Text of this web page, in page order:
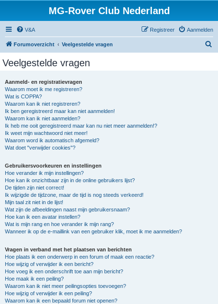
MG-Rover Club Nederland
V&A Aanmelden
Registreer
Forumoverzicht Veelgestelde vragen
Veelgestelde vragen
Aanmeld- en registratievragen
Waarom moet ik me registreren?
Wat is COPPA?
Waarom kan ik niet registreren?
Ik ben geregistreerd maar kan niet aanmelden!
Waarom kan ik niet aanmelden?
Ik heb me ooit geregistreerd maar kan nu niet meer aanmelden!?
Ik weet mijn wachtwoord niet meer!
Waarom word ik automatisch afgemeld?
Wat doet "verwijder cookies"?
Gebruikersvoorkeuren en instellingen
Hoe verander ik mijn instellingen?
Hoe kan ik onzichtbaar zijn in de online gebruikers lijst?
De tijden zijn niet correct!
Ik wijzigde de tijdzone, maar de tijd is nog steeds verkeerd!
Mijn taal zit niet in de lijst!
Wat zijn de afbeeldingen naast mijn gebruikersnaam?
Hoe kan ik een avatar instellen?
Wat is mijn rang en hoe verander ik mijn rang?
Wanneer ik op de e-maillink van een gebruiker klik, moet ik me aanmelden?
Vragen in verband met het plaatsen van berichten
Hoe plaats ik een onderwerp in een forum of maak een reactie?
Hoe wijzig of verwijder ik een bericht?
Hoe voeg ik een onderschrift toe aan mijn bericht?
Hoe maak ik een peiling?
Waarom kan ik niet meer peilingsopties toevoegen?
Hoe wijzig of verwijder ik een peiling?
Waarom kan ik een bepaald forum niet openen?